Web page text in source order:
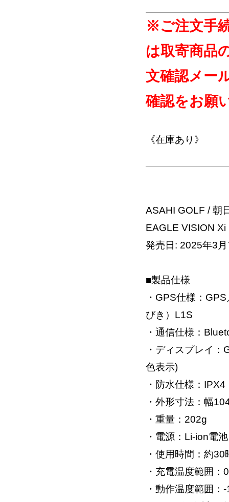
※ご注文手
は取寄商品
文確認メー
確認をお願
《在庫あり》
ASAHI GOLF / 朝
EAGLE VISION
発売日: 2025年3
■製品仕様
・GPS仕様：
びき）L1S
・通信仕様：
・ディスプレイ
色表示)
・防水仕様：
・外形寸法：幅
・重量：202g
・電源：Li-ion電
・使用時間：約
・充電温度範囲
・動作温度範囲